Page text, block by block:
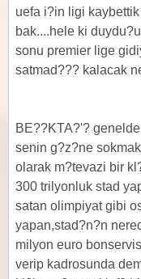
uefa i?in ligi
bak....hele ki
sonu premier lige
satmad??? kalacak
BE??KTA?'?
senin g?z?ne
olarak m?tevazi bir
300 trilyonluk stad
satan olimpiyat gibi
yapan,stad?n?n
milyon euro
verip kadrosunda